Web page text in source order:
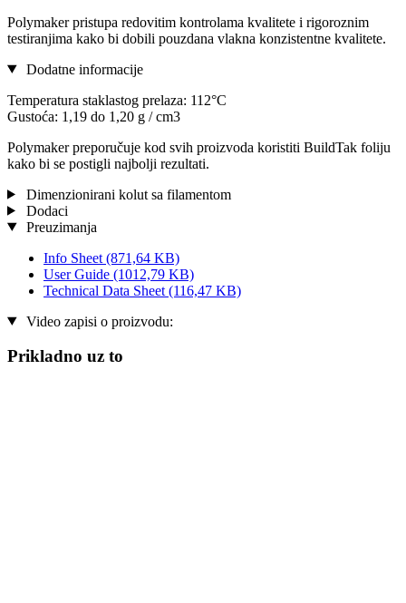
Polymaker pristupa redovitim kontrolama kvalitete i rigoroznim
testiranjima kako bi dobili pouzdana vlakna konzistentne kvalitete.
Dodatne informacije
Temperatura staklastog prelaza: 112°C
Gustoća: 1,19 do 1,20 g / cm3
Polymaker preporučuje kod svih proizvoda koristiti BuildTak foliju
kako bi se postigli najbolji rezultati.
Dimenzionirani kolut sa filamentom
Dodaci
Preuzimanja
Info Sheet (871,64 KB)
User Guide (1012,79 KB)
Technical Data Sheet (116,47 KB)
Video zapisi o proizvodu:
Prikladno uz to